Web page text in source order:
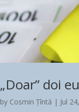
„Doar” doi
by Cosmin Țîntă | Jul